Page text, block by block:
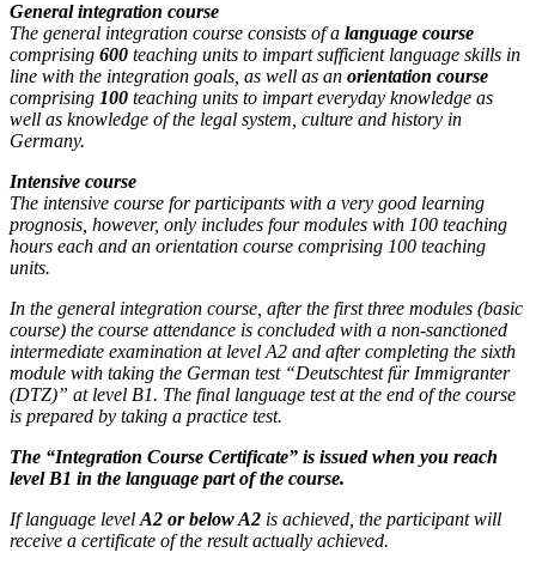
General integration course
The general integration course consists of a language course
comprising 600 teaching units to impart sufficient language skills in
line with the integration goals, as well as an orientation course
comprising 100 teaching units to impart everyday knowledge as
well as knowledge of the legal system, culture and history in
Germany.
Intensive course
The intensive course for participants with a very good learning
prognosis, however, only includes four modules with 100 teaching
hours each and an orientation course comprising 100 teaching
units.
In the general integration course, after the first three modules (basic
course) the course attendance is concluded with a non-sanctioned
intermediate examination at level A2 and after completing the sixth
module with taking the German test “Deutschtest für Immigranter
(DTZ)” at level B1. The final language test at the end of the course
is prepared by taking a practice test.
The “Integration Course Certificate” is issued when you reach
level B1 in the language part of the course.
If language level A2 or below A2 is achieved, the participant will
receive a certificate of the result actually achieved.